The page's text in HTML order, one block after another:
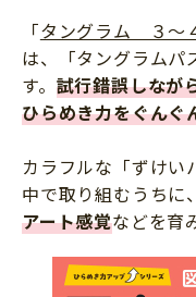
「タングラム ３～
は、「タングラムパ
す。 試行錯誤しなが
ひらめき力をぐんぐ
カラフルな「ずけい
中で取り組むうちに、
アート感覚などを育